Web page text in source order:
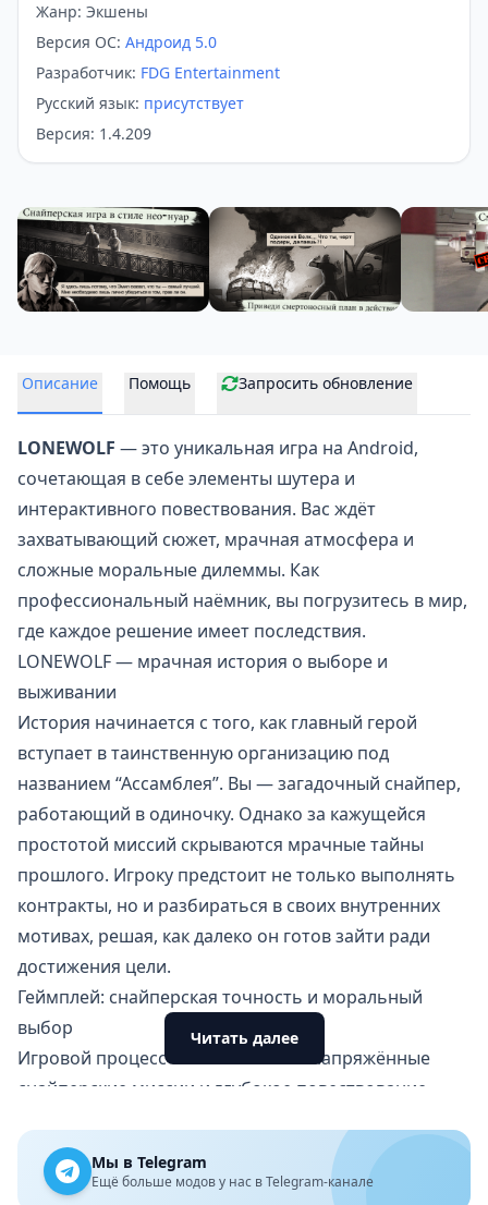
Жанр: Экшены
Версия ОС: Андроид 5.0
Разработчик: FDG Entertainment
Русский язык: присутствует
Версия: 1.4.209
Описание Помощь Запросить обновление
LONEWOLF — это уникальная игра на Android,
сочетающая в себе элементы шутера и
интерактивного повествования. Вас ждёт
захватывающий сюжет, мрачная атмосфера и
сложные моральные дилеммы. Как
профессиональный наёмник, вы погрузитесь в мир,
где каждое решение имеет последствия.
LONEWOLF — мрачная история о выборе и
выживании
История начинается с того, как главный герой
вступает в таинственную организацию под
названием “Ассамблея”. Вы — загадочный снайпер,
работающий в одиночку. Однако за кажущейся
простотой миссий скрываются мрачные тайны
прошлого. Игроку предстоит не только выполнять
контракты, но и разбираться в своих внутренних
мотивах, решая, как далеко он готов зайти ради
достижения цели.
Геймплей: снайперская точность и моральный
выбор
Игровой процесс сочетает в себе напряжённые
снайперские миссии и глубокое повествование.
скрытного проникновения и спасения заложников.
Реалистичная физика: ветер, расстояние и другие
Читать далее
Мы в Telegram
Ещё больше модов у нас в Telegram-канале